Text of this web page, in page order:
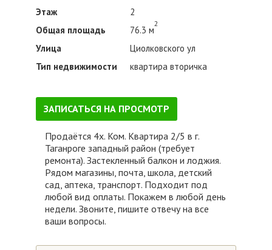
Этаж
2
Общая площадь
76.3 м
2
Улица
Циолковского ул
Тип недвижимости
квартира вторичка
ЗАПИСАТЬСЯ НА ПРОСМОТР
Продаётся 4х. Ком. Квартира 2/5 в г.
Таганроге западный район (требует
ремонта). Застекленный балкон и лоджия.
Рядом магазины, почта, школа, детский
сад, аптека, транспорт. Подходит под
любой вид оплаты. Покажем в любой день
недели. Звоните, пишите отвечу на все
ваши вопросы.